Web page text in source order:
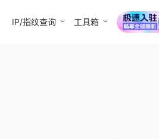
IP/指纹查询 工具箱